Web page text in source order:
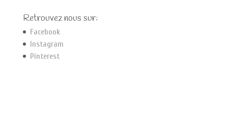
Retrouvez nous sur:
Facebook
Instagram
Pinterest